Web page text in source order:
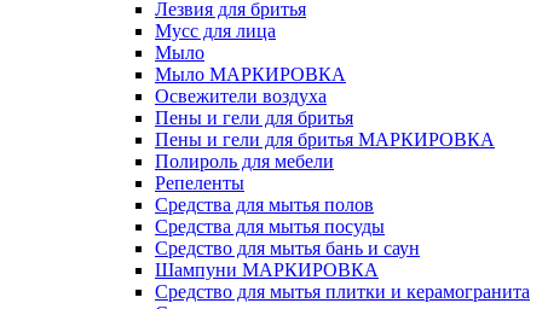
Лезвия для бритья
Мусс для лица
Мыло
Мыло МАРКИРОВКА
Освежители воздуха
Пены и гели для бритья
Пены и гели для бритья МАРКИРОВКА
Полироль для мебели
Репеленты
Средства для мытья полов
Средства для мытья посуды
Средство для мытья бань и саун
Шампуни МАРКИРОВКА
Средство для мытья плитки и керамогранита